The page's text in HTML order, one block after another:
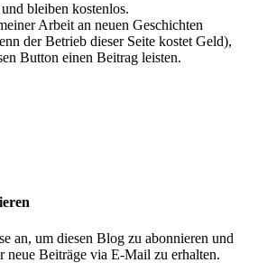
bleiben kostenlos.
Arbeit an neuen Geschichten
der Betrieb dieser Seite kostet Geld),
Button einen Beitrag leisten.
an, um diesen Blog zu abonnieren und
neue Beiträge via E-Mail zu erhalten.